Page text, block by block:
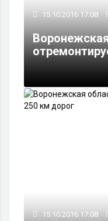
15.10.2016 17:08
15.10.2016 17:08